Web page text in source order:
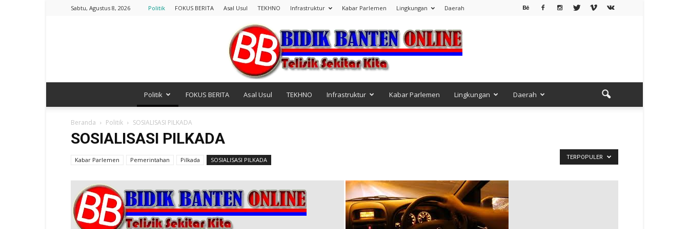
Sabtu, Agustus 8, 2026 Politik FOKUS BERITA Asal Usul TEKHNO Infrastruktur Kabar Parlemen Lingkungan Daerah
Politik FOKUS BERITA Asal Usul TEKHNO Infrastruktur Kabar Parlemen Lingkungan Daerah
Beranda Politik SOSIALISASI PILKADA
SOSIALISASI PILKADA
Kabar Parlemen Pemerintahan Pilkada SOSIALISASI PILKADA TERPOPULER